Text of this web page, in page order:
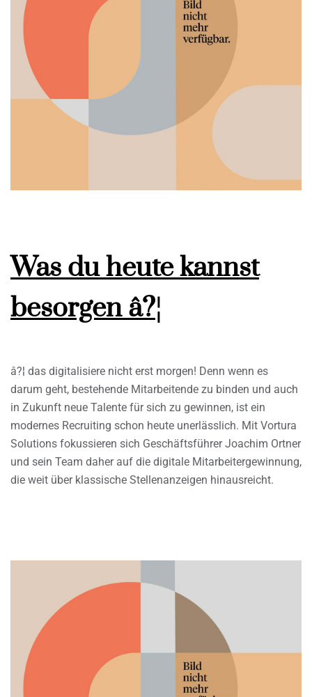
Was du heute kannst
besorgen â?¦
â?¦ das digitalisiere nicht erst morgen! Denn wenn es
darum geht, bestehende Mitarbeitende zu binden und auch
in Zukunft neue Talente für sich zu gewinnen, ist ein
modernes Recruiting schon heute unerlässlich. Mit Vortura
Solutions fokussieren sich Geschäftsführer Joachim Ortner
und sein Team daher auf die digitale Mitarbeitergewinnung,
die weit über klassische Stellenanzeigen hinausreicht.